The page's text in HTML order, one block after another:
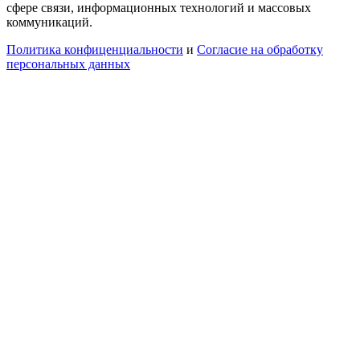
сфере связи, информационных технологий и массовых
коммуникаций.
Политика конфиценциальности и Согласие на обработку
персональных данных